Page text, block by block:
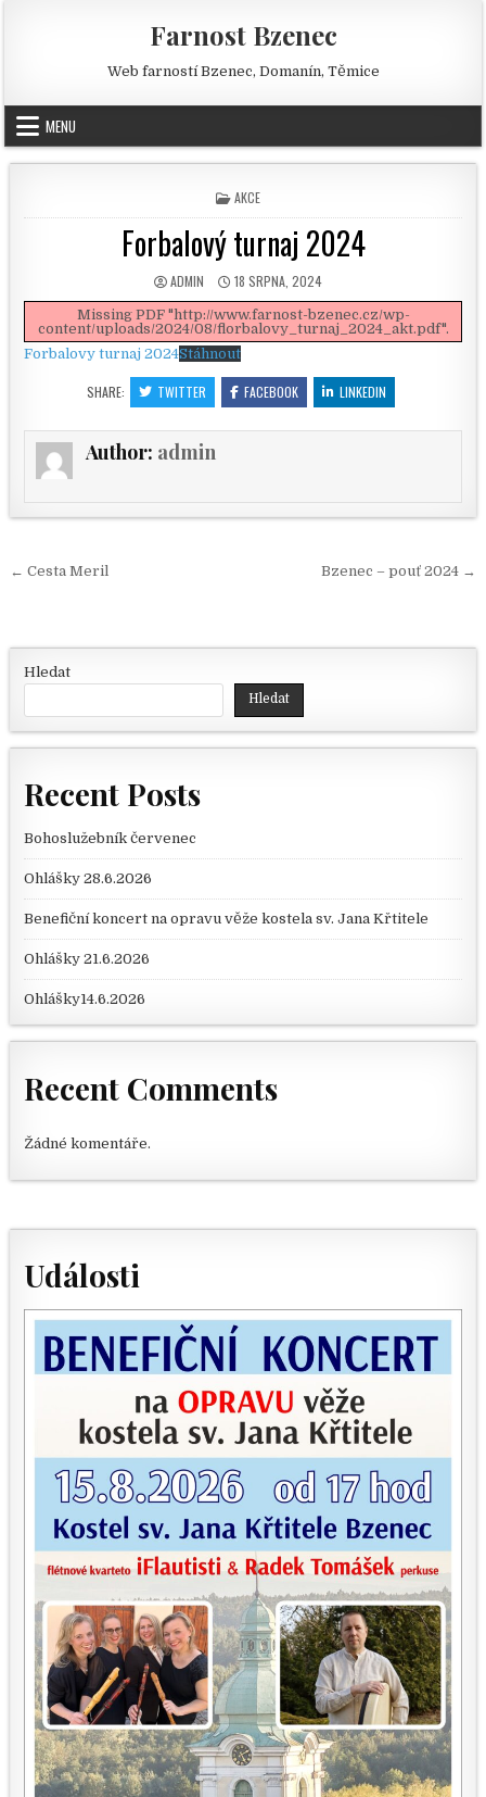
Farnost Bzenec
Web farností Bzenec, Domanín, Těmice
MENU
POSTED IN
AKCE
Forbalový turnaj 2024
AUTHOR:
ADMIN PUBLISHED DATE:
18 SRPNA, 2024
Missing PDF "http://www.farnost-bzenec.cz/wp-
content/uploads/2024/08/florbalovy_turnaj_2024_akt.pdf".
Forbalovy turnaj 2024Stáhnout
SHARE: TWITTER FACEBOOK LINKEDIN
Author: admin
Navigace pro příspěvekBzenec – pouť 2024 →
← Cesta Meril
Hledat
Hledat
Recent Posts
Bohoslužebník červenec
Ohlášky 28.6.2026
Benefiční koncert na opravu věže kostela sv. Jana Křtitele
Ohlášky 21.6.2026
Ohlášky14.6.2026
Recent Comments
Žádné komentáře.
Události